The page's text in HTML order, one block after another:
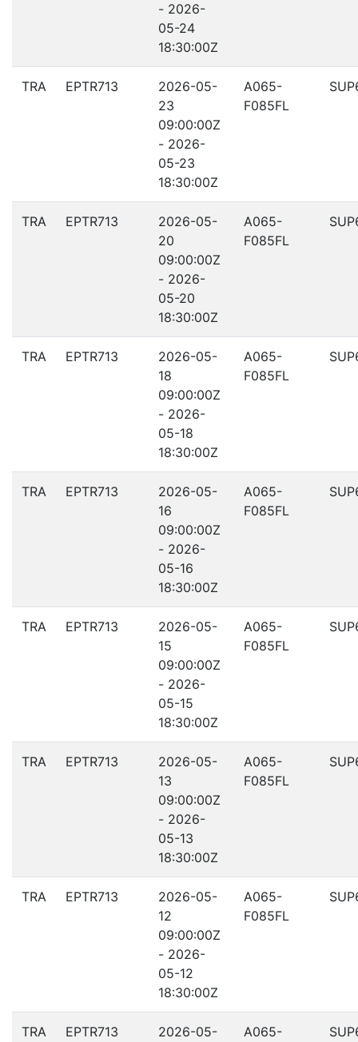
- 2026-
05-24
18:30:00Z
TRA EPTR713
2026-05-
23
09:00:00Z
- 2026-
05-23
18:30:00Z
A065-
F085FL
TRA EPTR713
2026-05-
20
09:00:00Z
- 2026-
05-20
18:30:00Z
A065-
F085FL
TRA EPTR713
2026-05-
18
09:00:00Z
- 2026-
05-18
18:30:00Z
A065-
F085FL
TRA EPTR713
2026-05-
16
09:00:00Z
- 2026-
05-16
18:30:00Z
A065-
F085FL
TRA EPTR713
2026-05-
15
09:00:00Z
- 2026-
05-15
18:30:00Z
A065-
F085FL
TRA EPTR713
2026-05-
13
09:00:00Z
- 2026-
05-13
18:30:00Z
A065-
F085FL
TRA EPTR713
2026-05-
12
09:00:00Z
- 2026-
05-12
18:30:00Z
A065-
F085FL
TRA EPTR713
2026-05-
A065-